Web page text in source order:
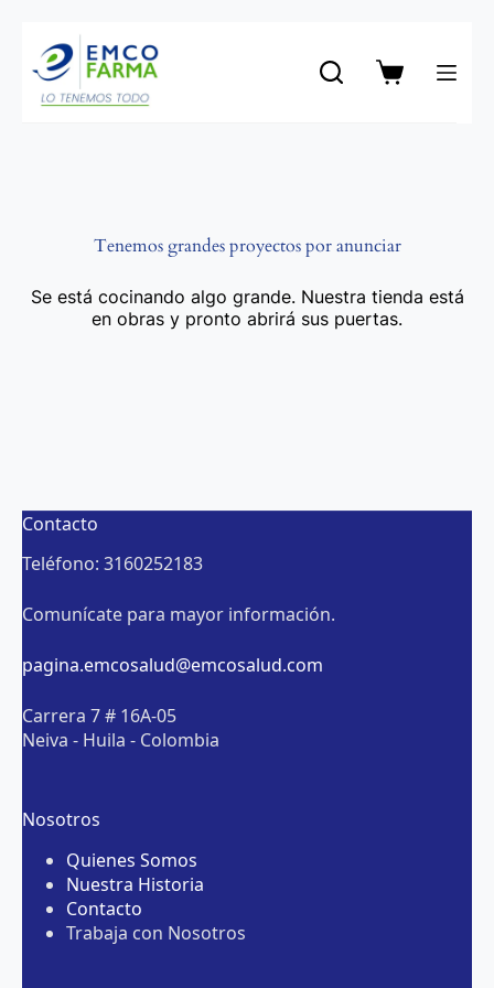
contenido
Carro
Tenemos grandes proyectos por anunciar
Se está cocinando algo grande. Nuestra tienda está
en obras y pronto abrirá sus puertas.
Contacto
Teléfono: 3160252183
Comunícate para mayor información.
pagina.emcosalud@emcosalud.com
Carrera 7 # 16A-05
Neiva - Huila - Colombia
Nosotros
Quienes Somos
Nuestra Historia
Contacto
Trabaja con Nosotros